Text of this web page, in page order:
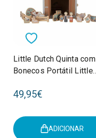
Little Dutch Quinta com
Bonecos Portátil Little
49,95€
ADICIONAR